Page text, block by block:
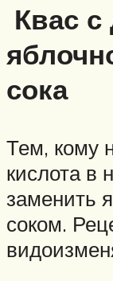
Квас
сока
Тем, кому
кислота в
заменить
соком.